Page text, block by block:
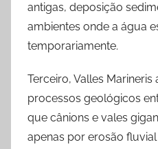
antigas, deposição
ambientes onde a água
temporariamente.
Terceiro, Valles
processos geológicos
que cânions e vales
apenas por erosão